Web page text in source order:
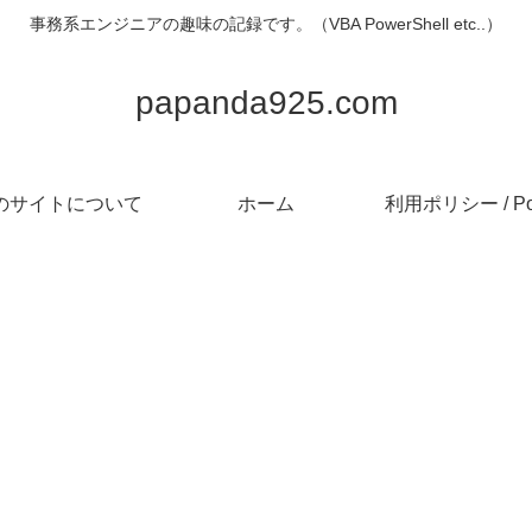
事務系エンジニアの趣味の記録です。（VBA PowerShell etc..）
papanda925.com
サイトについて ホーム 利用ポリシー /